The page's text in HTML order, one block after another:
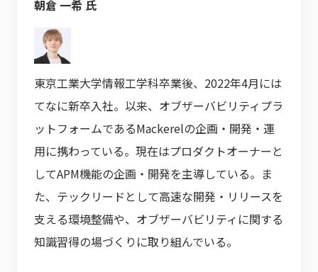
朝倉 一希 氏
東京工業大学情報工学科卒業後、2022年4月には
てなに新卒入社。以来、オブザーバビリティプラ
ットフォームであるMackerelの企画・開発・運
用に携わっている。現在はプロダクトオーナーと
してAPM機能の企画・開発を主導している。ま
た、テックリードとして高速な開発・リリースを
支える環境整備や、オブザーバビリティに関する
知識習得の場づくりに取り組んでいる。